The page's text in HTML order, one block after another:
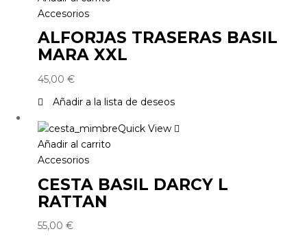
Accesorios
ALFORJAS TRASERAS BASIL
MARA XXL
45,00 €
Añadir a la lista de deseos
Quick View
Añadir al carrito
Accesorios
CESTA BASIL DARCY L
RATTAN
55,00 €